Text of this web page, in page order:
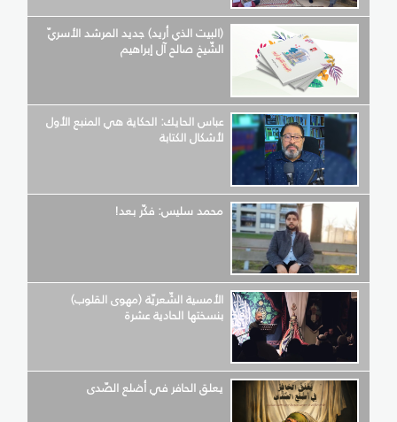
(البيت الذي أريد) جديد المرشد الأسريّ
الشّيخ صالح آل إبراهيم
عباس الحايك: الحكاية هي المنبع الأول
لأشكال الكتابة
محمد سليس: فكّر بعد!
الأمسية الشّعريّة (مهوى القلوب)
بنسختها الحادية عشرة
يعلق الحافر في أضلع الصّدى